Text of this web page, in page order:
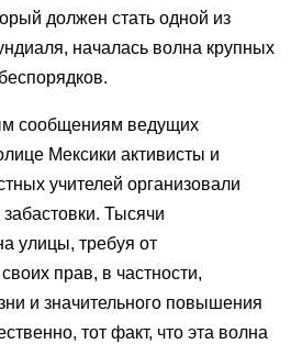
должен стать одной из
началась волна крупных
сообщениям ведущих
Мексики активисты и
учителей организовали
Тысячи
улицы, требуя от
прав, в частности,
и значительного повышения
тот факт, что эта волна